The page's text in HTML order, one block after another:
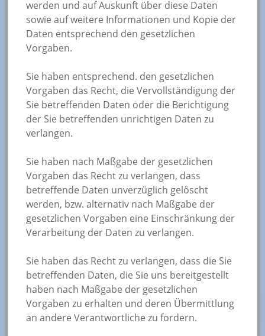
werden und auf Auskunft über diese Daten
sowie auf weitere Informationen und Kopie der
Daten entsprechend den gesetzlichen
Vorgaben.
Sie haben entsprechend. den gesetzlichen
Vorgaben das Recht, die Vervollständigung der
Sie betreffenden Daten oder die Berichtigung
der Sie betreffenden unrichtigen Daten zu
verlangen.
Sie haben nach Maßgabe der gesetzlichen
Vorgaben das Recht zu verlangen, dass
betreffende Daten unverzüglich gelöscht
werden, bzw. alternativ nach Maßgabe der
gesetzlichen Vorgaben eine Einschränkung der
Verarbeitung der Daten zu verlangen.
Sie haben das Recht zu verlangen, dass die Sie
betreffenden Daten, die Sie uns bereitgestellt
haben nach Maßgabe der gesetzlichen
Vorgaben zu erhalten und deren Übermittlung
an andere Verantwortliche zu fordern.